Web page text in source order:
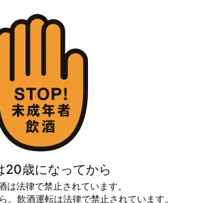
20歳になってから
は法律で禁止されています。
。飲酒運転は法律で禁止されています。